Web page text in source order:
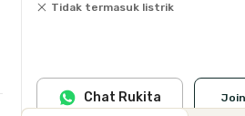
Tidak termasuk listrik
Chat Rukita